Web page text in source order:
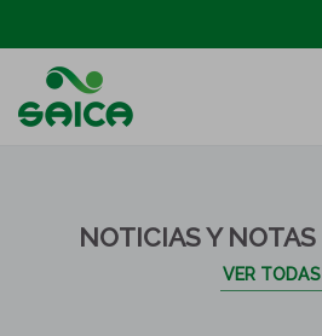
NOTICIAS Y
VER TODAS